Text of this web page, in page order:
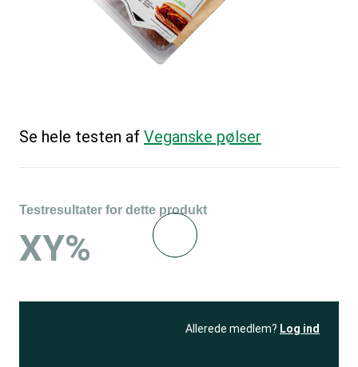
Se hele testen af Veganske pølser
Testresultater for dette produkt
XY%
Allerede medlem? Log ind